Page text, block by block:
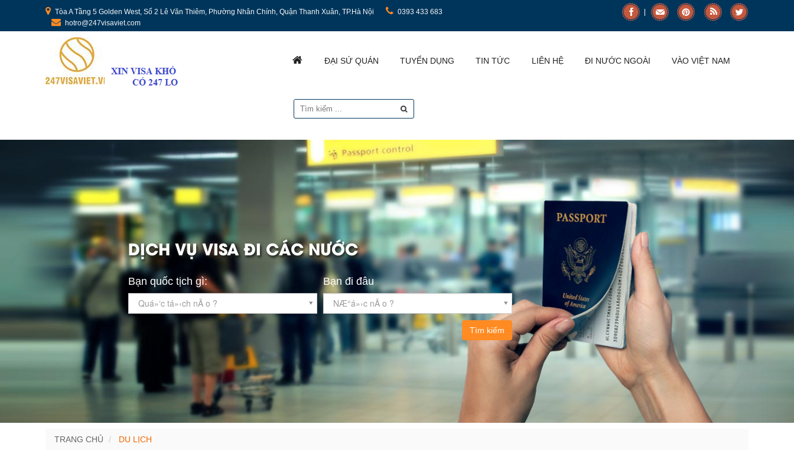
Tòa A Tầng 5 Golden West, Số 2 Lê Văn Thiêm, Phường Nhân Chính, Quận Thanh Xuân, TP.Hà Nội
0393 433 683
hotro@247visaviet.com
ĐẠI SỨ QUÁN TUYỂN DỤNG TIN TỨC LIÊN HỆ ĐI NƯỚC NGOÀI VÀO VIỆT NAM
DỊCH VỤ VISA ĐI CÁC NƯỚC
Bạn quốc tịch gì:
Quá»‘c tá»‹ch nÃ o ?
Bạn đi đâu
NÆ°á»›c nÃ o ?
Tìm kiếm
TRANG CHỦ DU LỊCH